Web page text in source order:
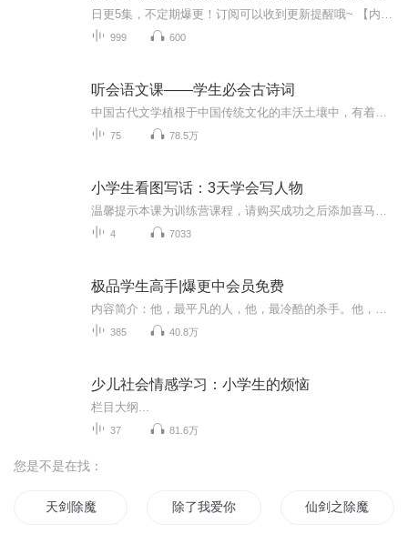
999 600
听会语文课——学生必会古诗词
75 78.5万
小学生看图写话：3天学会写人物
4 7033
极品学生高手|爆更中会员免费
385 40.8万
少儿社会情感学习：小学生的烦恼
栏目大纲...
37 81.6万
您是不是在找：
天剑除魔 除了我爱你 仙剑之除魔